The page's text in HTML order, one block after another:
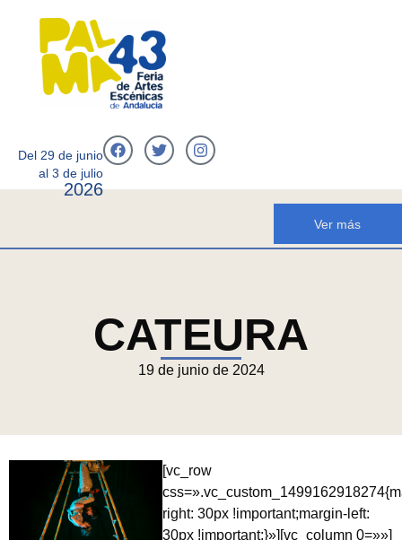
Del 29 de junio
al 3 de julio
2026
Ver más
CATEURA
19 de junio de 2024
[vc_row
right: 30px !important;margin-left:
30px !important;}»][vc_column 0=»»]